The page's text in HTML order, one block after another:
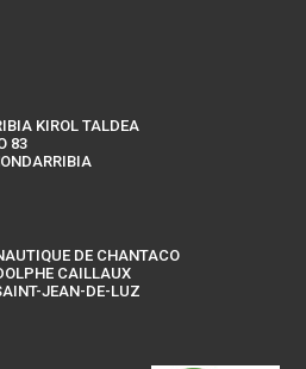
KIROL TALDEA
83
DE CHANTACO
CAILLAUX
JEAN-DE-LUZ